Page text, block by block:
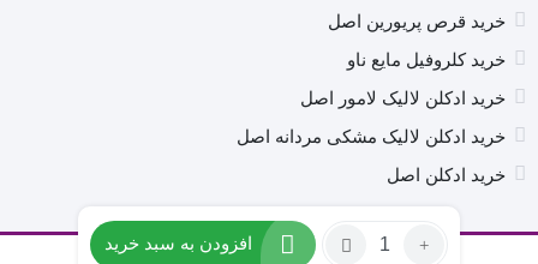
خرید قرص پریورین اصل
خرید کلروفیل مایع ناو
خرید ادکلن لالیک لامور اصل
خرید ادکلن لالیک مشکی مردانه اصل
خرید ادکلن اصل
تعداد:
افزودن به سبد خرید